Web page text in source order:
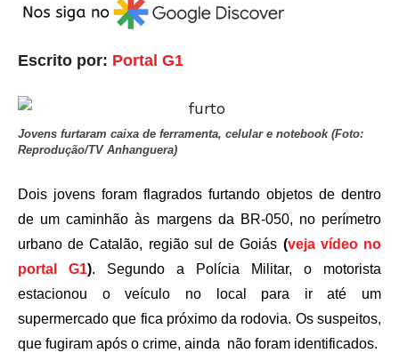
Escrito por: Portal G1
Jovens furtaram caixa de ferramenta, celular e notebook (Foto:
Reprodução/TV Anhanguera)
Dois jovens foram flagrados furtando objetos de dentro
de um caminhão às margens da BR-050, no perímetro
urbano de Catalão, região sul de Goiás (veja vídeo no
portal G1). Segundo a Polícia Militar, o motorista
estacionou o veículo no local para ir até um
supermercado que fica próximo da rodovia. Os suspeitos,
que fugiram após o crime, ainda não foram identificados.